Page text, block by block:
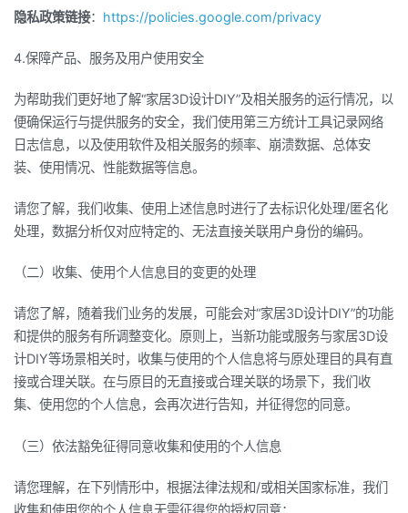
隐私政策链接： https://policies.google.com/privacy
4.保障产品、服务及用户使用安全
为帮助我们更好地了解“家居3D设计DIY”及相关服务的运行情况，以
便确保运行与提供服务的安全，我们使用第三方统计工具记录网络
日志信息，以及使用软件及相关服务的频率、崩溃数据、总体安
装、使用情况、性能数据等信息。
请您了解，我们收集、使用上述信息时进行了去标识化处理/匿名化
处理，数据分析仅对应特定的、无法直接关联用户身份的编码。
（二）收集、使用个人信息目的变更的处理
请您了解，随着我们业务的发展，可能会对“家居3D设计DIY”的功能
和提供的服务有所调整变化。原则上，当新功能或服务与家居3D设
计DIY等场景相关时，收集与使用的个人信息将与原处理目的具有直
接或合理关联。在与原目的无直接或合理关联的场景下，我们收
集、使用您的个人信息，会再次进行告知，并征得您的同意。
（三）依法豁免征得同意收集和使用的个人信息
请您理解，在下列情形中，根据法律法规和/或相关国家标准，我们
收集和使用您的个人信息无需征得您的授权同意：